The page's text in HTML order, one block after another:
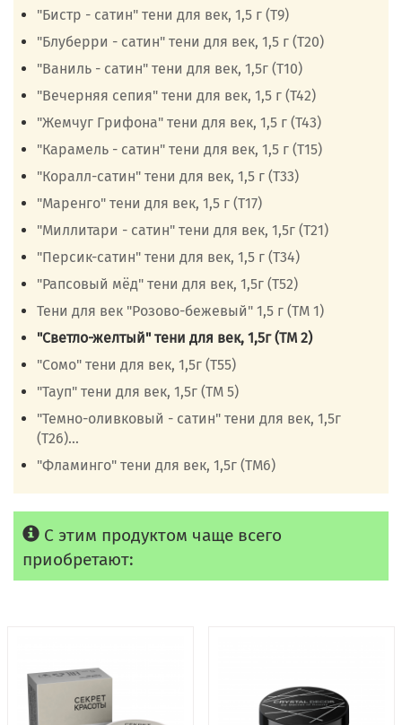
"Бистр - сатин" тени для век, 1,5 г (Т9)
"Блуберри - сатин" тени для век, 1,5 г (Т20)
"Ваниль - сатин" тени для век, 1,5г (Т10)
"Вечерняя сепия" тени для век, 1,5 г (Т42)
"Жемчуг Грифона" тени для век, 1,5 г (Т43)
"Карамель - сатин" тени для век, 1,5 г (Т15)
"Коралл-сатин" тени для век, 1,5 г (Т33)
"Маренго" тени для век, 1,5 г (Т17)
"Миллитари - сатин" тени для век, 1,5г (Т21)
"Персик-сатин" тени для век, 1,5 г (Т34)
"Рапсовый мёд" тени для век, 1,5г (Т52)
Тени для век "Розово-бежевый" 1,5 г (ТМ 1)
"Светло-желтый" тени для век, 1,5г (ТМ 2)
"Сомо" тени для век, 1,5г (Т55)
"Тауп" тени для век, 1,5г (ТМ 5)
"Темно-оливковый - сатин" тени для век, 1,5г
(Т26)...
"Фламинго" тени для век, 1,5г (ТМ6)
С этим продуктом чаще всего
приобретают: